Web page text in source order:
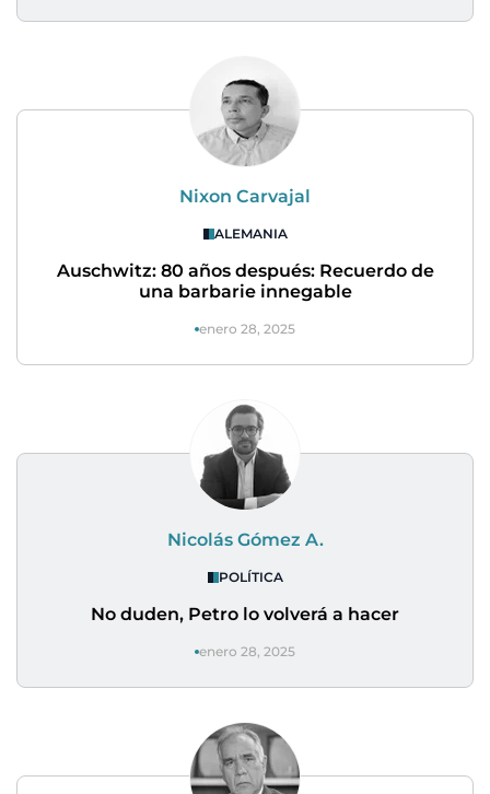
Nixon Carvajal
ALEMANIA
Auschwitz: 80 años después: Recuerdo de
una barbarie innegable
enero 28, 2025
Nicolás Gómez A.
POLÍTICA
No duden, Petro lo volverá a hacer
enero 28, 2025